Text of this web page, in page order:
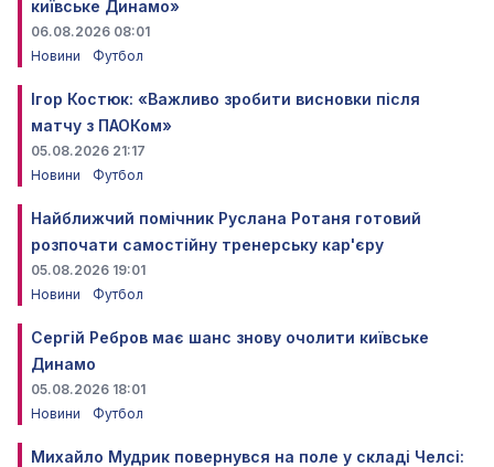
київське Динамо»
06.08.2026 08:01
Новини
Футбол
Ігор Костюк: «Важливо зробити висновки після
матчу з ПАОКом»
05.08.2026 21:17
Новини
Футбол
Найближчий помічник Руслана Ротаня готовий
розпочати самостійну тренерську кар'єру
05.08.2026 19:01
Новини
Футбол
Сергій Ребров має шанс знову очолити київське
Динамо
05.08.2026 18:01
Новини
Футбол
Михайло Мудрик повернувся на поле у складі Челсі: